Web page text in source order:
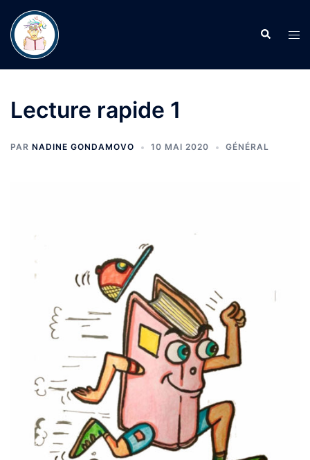
au
contenu
Lecture rapide 1
PAR NADINE GONDAMOVO 10 MAI 2020 GÉNÉRAL